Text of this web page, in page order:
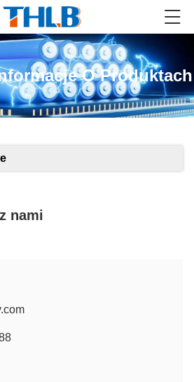
O Produktach
nami